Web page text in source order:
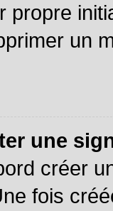
propre
un
une
créer
fois